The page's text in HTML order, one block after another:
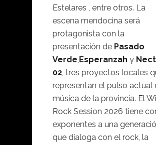
Estelares , entre otros. La
escena mendocina será
protagonista con la
presentación de Pasado
Verde, Esperanzah y
02, tres proyectos locales
representan el pulso actual
música de la provincia. El
Rock Session 2026 tiene
exponentes a una
que dialoga con el rock, la